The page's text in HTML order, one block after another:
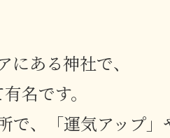
ある神社で、
名です。
で、「運気アップ」